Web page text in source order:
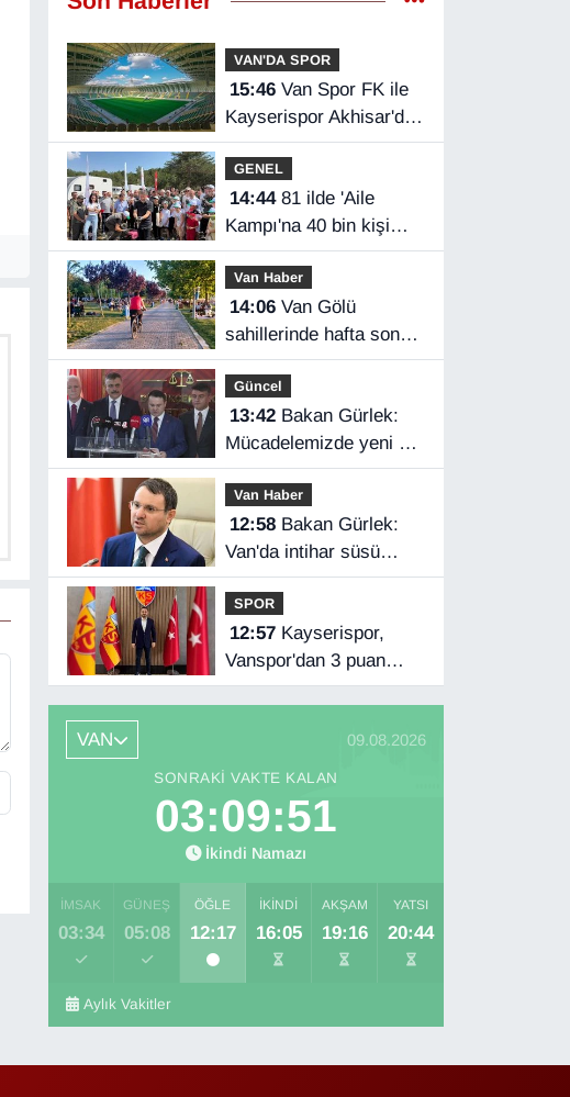
VAN'DA SPOR
15:46Van Spor FK ile
Kayserispor Akhisar'da
rakip
GENEL
14:4481 ilde 'Aile
Kampı'na 40 bin kişi
katıldı
Van Haber
14:06Van Gölü
sahillerinde hafta sonu
yoğunluğu
Güncel
13:42Bakan Gürlek:
Mücadelemizde yeni bir
boyuta geçeceğiz
Van Haber
12:58Bakan Gürlek:
Van'da intihar süsü
verilen olay aydınlatıldı
SPOR
12:57Kayserispor,
Vanspor'dan 3 puan
istiyor
VAN 09.08.2026
SONRAKI VAKTE KALAN
03:09:51
İkindi Namazı
İMSAK
03:34
GÜNEŞ
05:08
ÖĞLE
12:17
İKINDI
16:05
AKŞAM
19:16
YATSI
20:44
Aylık Vakitler